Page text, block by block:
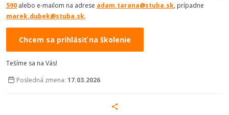
590 alebo e-mailom na adrese adam.tarana@stuba.sk, prípadne
marek.dubek@stuba.sk.
Chcem sa prihlásiť na školenie
Tešíme sa na Vás!
Posledná zmena: 17.03.2026